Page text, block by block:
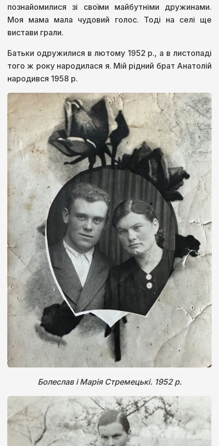
познайомилися зі своїми майбутніми дружинами.
Моя мама мала чудовий голос. Тоді на селі ще
вистави грали.
Батьки одружилися в лютому 1952 р., а в листопаді
того ж року народилася я. Мій рідний брат Анатолій
народився 1958 р.
Болеслав і Марія Стремецькі. 1952 р.